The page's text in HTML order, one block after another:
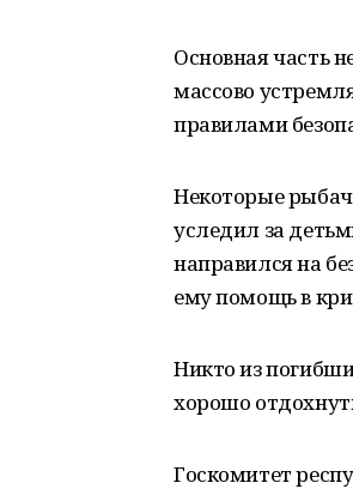
Основная часть
массово
правилами
Некоторые
уследил за
направился на
ему помощь в
Никто из
хорошо
Госкомитет